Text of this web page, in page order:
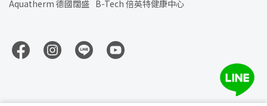
Aquatherm 德國闊盛 B-Tech 倍英特健康中心